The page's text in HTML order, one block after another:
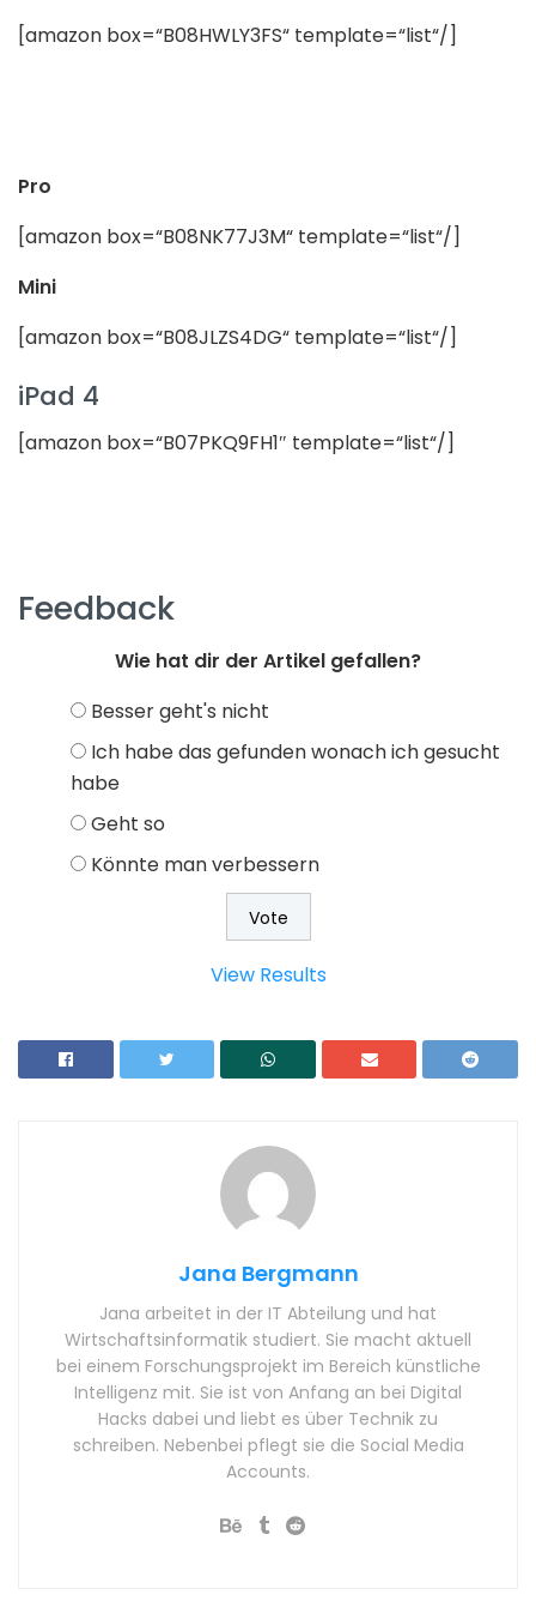
[amazon box=“B08HWLY3FS“ template=“list“/]
Pro
[amazon box=“B08NK77J3M“ template=“list“/]
Mini
[amazon box=“B08JLZS4DG“ template=“list“/]
iPad 4
[amazon box=“B07PKQ9FH1″ template=“list“/]
Feedback
Wie hat dir der Artikel gefallen?
Besser geht's nicht
Ich habe das gefunden wonach ich gesucht
habe
Geht so
Könnte man verbessern
View Results
Jana Bergmann
Jana arbeitet in der IT Abteilung und hat
Wirtschaftsinformatik studiert. Sie macht aktuell
bei einem Forschungsprojekt im Bereich künstliche
Intelligenz mit. Sie ist von Anfang an bei Digital
Hacks dabei und liebt es über Technik zu
schreiben. Nebenbei pflegt sie die Social Media
Accounts.